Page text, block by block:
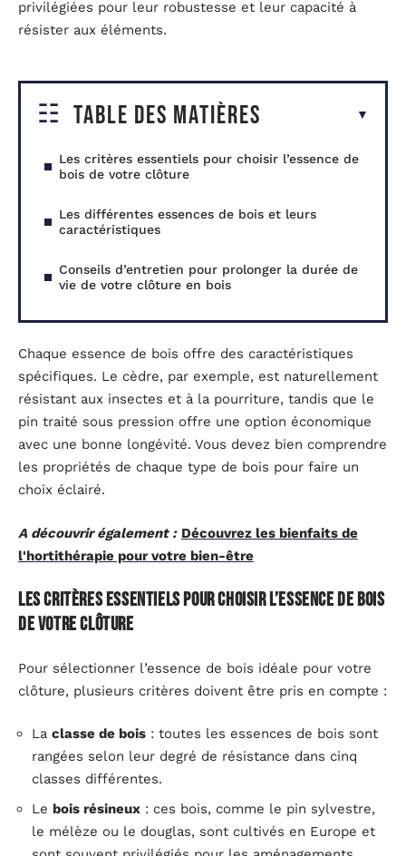
privilégiées pour leur robustesse et leur capacité à
résister aux éléments.
Table des matières
Les critères essentiels pour choisir l’essence de
bois de votre clôture
Les différentes essences de bois et leurs
caractéristiques
Conseils d’entretien pour prolonger la durée de
vie de votre clôture en bois
Chaque essence de bois offre des caractéristiques
spécifiques. Le cèdre, par exemple, est naturellement
résistant aux insectes et à la pourriture, tandis que le
pin traité sous pression offre une option économique
avec une bonne longévité. Vous devez bien comprendre
les propriétés de chaque type de bois pour faire un
choix éclairé.
A découvrir également : Découvrez les bienfaits de
l'hortithérapie pour votre bien-être
Les critères essentiels pour choisir l’essence de bois
de votre clôture
Pour sélectionner l’essence de bois idéale pour votre
clôture, plusieurs critères doivent être pris en compte :
La classe de bois : toutes les essences de bois sont
rangées selon leur degré de résistance dans cinq
classes différentes.
Le bois résineux : ces bois, comme le pin sylvestre,
le mélèze ou le douglas, sont cultivés en Europe et